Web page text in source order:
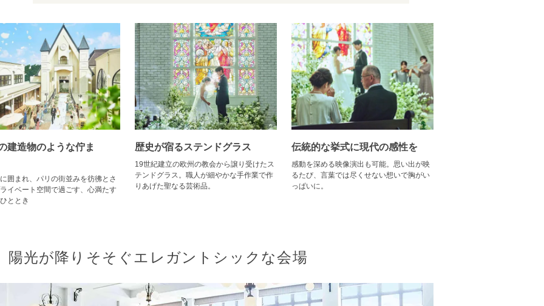
建造物のような佇ま
囲まれ、パリの街並みを彷彿とさ
イベート空間で過ごす、心満たす
ととき
歴史が宿るステンドグラス
19世紀建立の欧州の教会から譲り受けたス
テンドグラス。職人が細やかな手作業で作
りあげた聖なる芸術品。
伝統的な挙式に現代の感性を
感動を深める映像演出も可能。思い出が映
るたび、言葉では尽くせない想いで胸がい
っぱいに。
陽光が降りそそぐエレガントシックな会場